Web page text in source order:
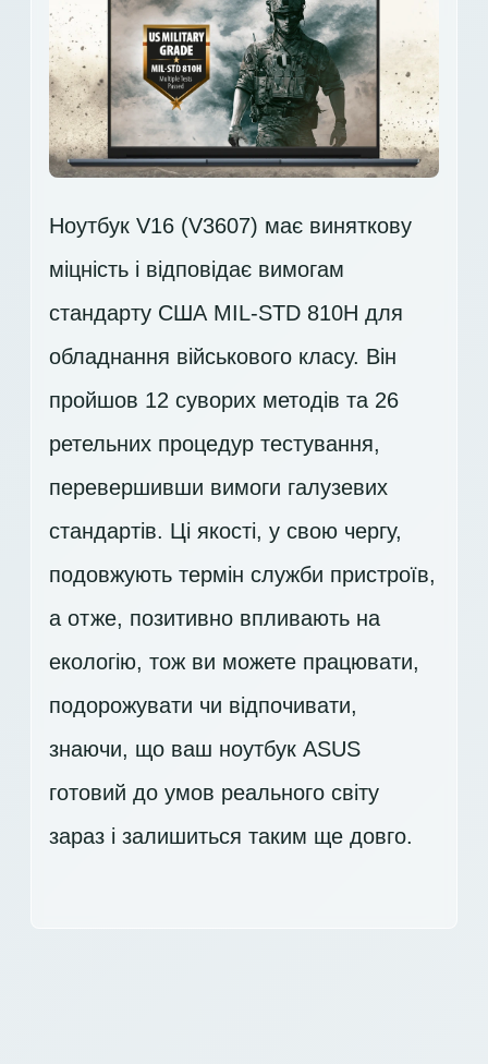
Ноутбук V16 (V3607) має виняткову
міцність і відповідає вимогам
стандарту США MIL-STD 810H для
обладнання військового класу. Він
пройшов 12 суворих методів та 26
ретельних процедур тестування,
перевершивши вимоги галузевих
стандартів. Ці якості, у свою чергу,
подовжують термін служби пристроїв,
а отже, позитивно впливають на
екологію, тож ви можете працювати,
подорожувати чи відпочивати,
знаючи, що ваш ноутбук ASUS
готовий до умов реального світу
зараз і залишиться таким ще довго.